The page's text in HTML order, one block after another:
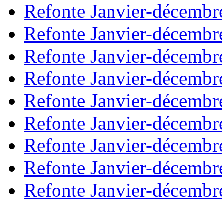
Refonte Janvier-
Refonte Janvier-
Refonte Janvier-
Refonte Janvier-
Refonte Janvier-
Refonte Janvier-
Refonte Janvier-
Refonte Janvier-
Refonte Janvier-